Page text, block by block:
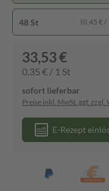
48 St (0,45 € /
33,53 €
0,35 € / 1 St
sofort lieferbar
Preise inkl. MwSt. ggf. zzgl.
E-Rezept